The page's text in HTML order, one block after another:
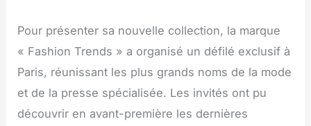
Pour présenter sa nouvelle collection, la marque
« Fashion Trends » a organisé un défilé exclusif à
Paris, réunissant les plus grands noms de la mode
et de la presse spécialisée. Les invités ont pu
découvrir en avant-première les dernières